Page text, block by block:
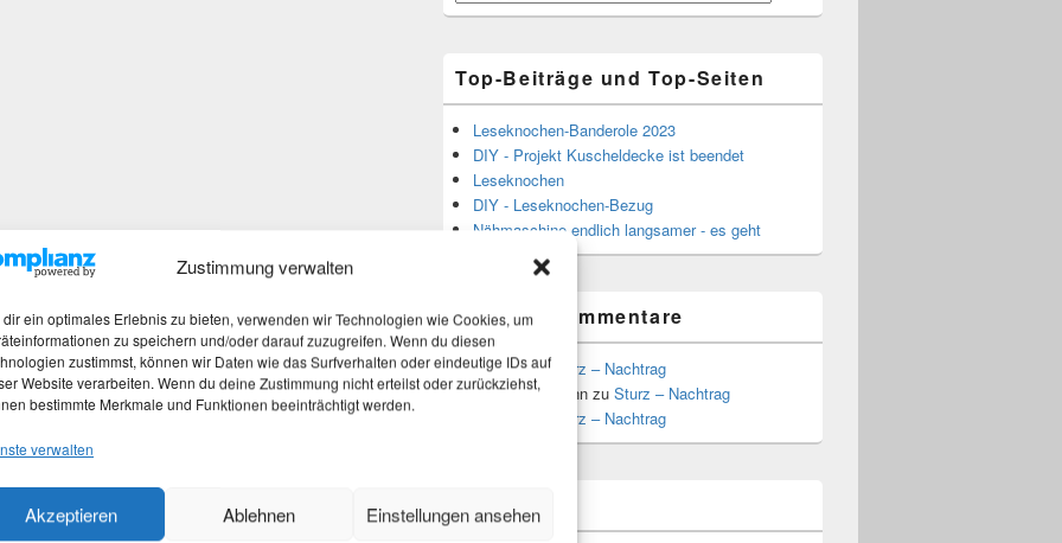
Zustimmung verwalten
dir ein optimales Erlebnis zu bieten, verwenden wir Technologien wie Cookies, um
zu speichern und/oder darauf zuzugreifen. Wenn du diesen
zustimmst, können wir Daten wie das Surfverhalten oder eindeutige IDs auf
Website verarbeiten. Wenn du deine Zustimmung nicht erteilst oder zurückziehst,
bestimmte Merkmale und Funktionen beeinträchtigt werden.
verwalten
Akzeptieren Ablehnen Einstellungen ansehen
Top-Beiträge und Top-Seiten
Leseknochen-Banderole 2023
DIY - Projekt Kuscheldecke ist beendet
Leseknochen
DIY - Leseknochen-Bezug
Nähmaschine endlich langsamer - es geht
Neueste Kommentare
MartinazuSturz – Nachtrag
Stefan Hoffmann zu Sturz – Nachtrag
Sturz – Nachtrag
Themen